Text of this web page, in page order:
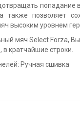
попадание
а также позволяет
высоким уровнем
мяч Select Forza,
в кратчайшие строки.
Ручная сшивка